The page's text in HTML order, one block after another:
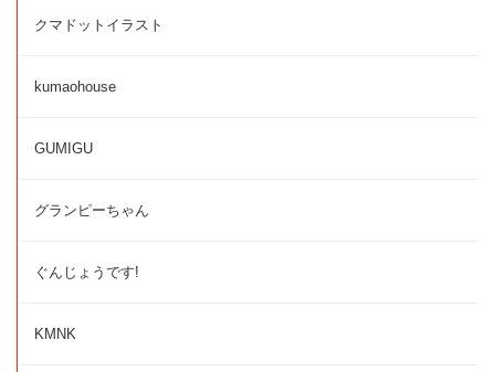
クマドットイラスト
kumaohouse
GUMIGU
グランピーちゃん
ぐんじょうです!
KMNK